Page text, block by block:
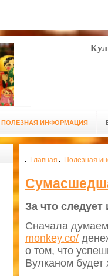
ПОЛЕЗНАЯ ИНФОРМАЦИЯ
Главная Полезная
За что
Сначала
monkey.co/
о том, что
Вулканом